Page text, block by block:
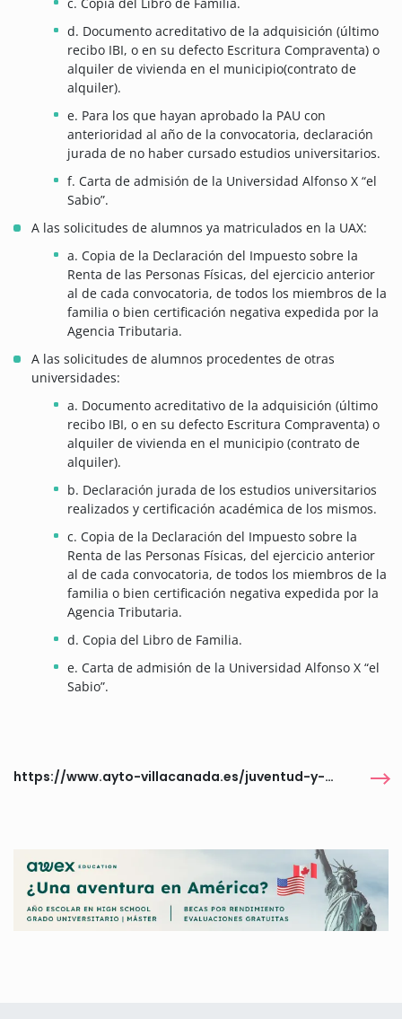
d. Documento acreditativo de la adquisición (último
recibo IBI, o en su defecto Escritura Compraventa) o
alquiler de vivienda en el municipio(contrato de
alquiler).
e. Para los que hayan aprobado la PAU con
anterioridad al año de la convocatoria, declaración
jurada de no haber cursado estudios universitarios.
f. Carta de admisión de la Universidad Alfonso X “el
Sabio”.
A las solicitudes de alumnos ya matriculados en la UAX:
a. Copia de la Declaración del Impuesto sobre la
Renta de las Personas Físicas, del ejercicio anterior
al de cada convocatoria, de todos los miembros de la
familia o bien certificación negativa expedida por la
Agencia Tributaria.
A las solicitudes de alumnos procedentes de otras
universidades:
a. Documento acreditativo de la adquisición (último
recibo IBI, o en su defecto Escritura Compraventa) o
alquiler de vivienda en el municipio (contrato de
alquiler).
b. Declaración jurada de los estudios universitarios
realizados y certificación académica de los mismos.
c. Copia de la Declaración del Impuesto sobre la
Renta de las Personas Físicas, del ejercicio anterior
al de cada convocatoria, de todos los miembros de la
familia o bien certificación negativa expedida por la
Agencia Tributaria.
d. Copia del Libro de Familia.
e. Carta de admisión de la Universidad Alfonso X “el
Sabio”.
https://www.ayto-villacanada.es/juventud-y-universidad/becas-y-ayudas/